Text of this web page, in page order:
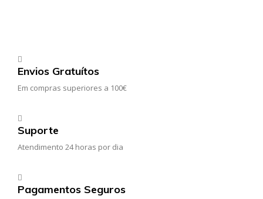
Envios Gratuítos
Em compras superiores a 100€
Suporte
Atendimento 24 horas por dia
Pagamentos Seguros